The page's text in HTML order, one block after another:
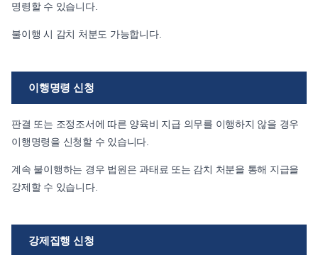
명령할 수 있습니다.
불이행 시 감치 처분도 가능합니다.
이행명령 신청
판결 또는 조정조서에 따른 양육비 지급 의무를 이행하지 않을 경우
이행명령을 신청할 수 있습니다.
계속 불이행하는 경우 법원은 과태료 또는 감치 처분을 통해 지급을
강제할 수 있습니다.
강제집행 신청